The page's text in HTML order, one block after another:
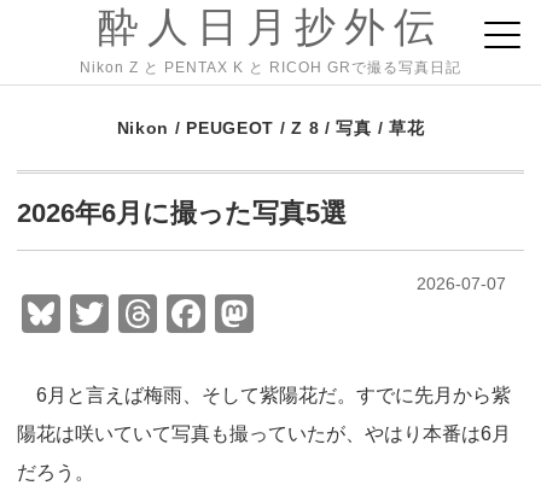
酔人日月抄外伝
Nikon Z と PENTAX K と RICOH GRで撮る写真日記
Nikon / PEUGEOT /Z 8 /写真 / 草花
2026年6月に撮った写真5選
2026-07-07
Bl
e
sk
y
T
tt
er
T
e
a
F
c
e
st
o
6月と言えば梅雨、そして紫陽花だ。すでに先月から紫
陽花は咲いていて写真も撮っていたが、やはり本番は6月
だろう。